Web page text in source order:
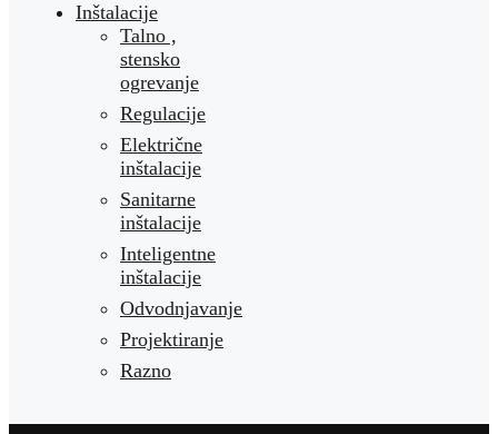
Inštalacije
Talno ,
stensko
ogrevanje
Regulacije
Električne
inštalacije
Sanitarne
inštalacije
Inteligentne
inštalacije
Odvodnjavanje
Projektiranje
Razno